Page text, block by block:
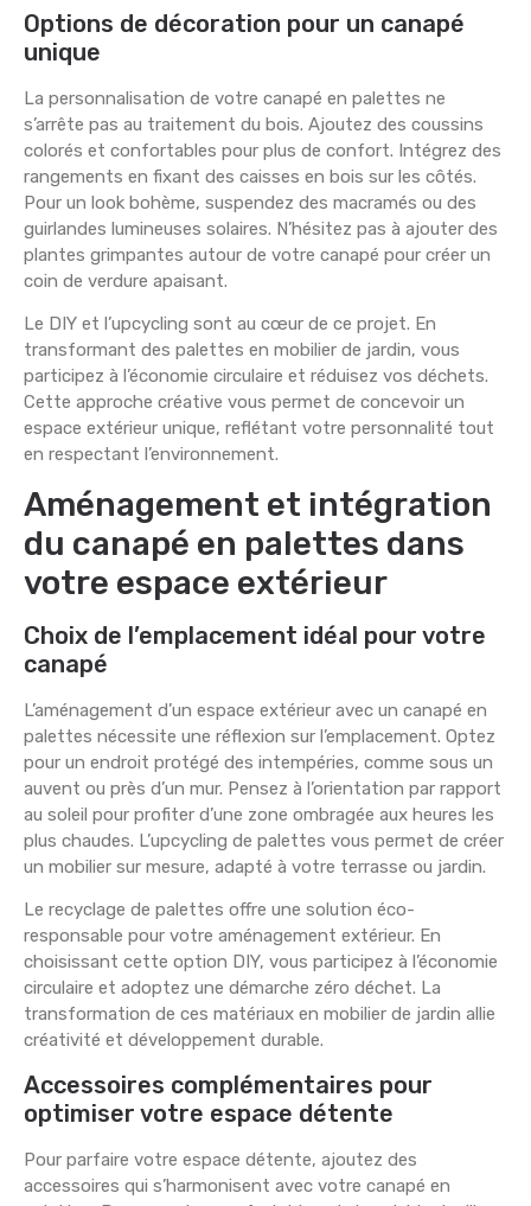
Options de décoration pour un canapé
unique
La personnalisation de votre canapé en palettes ne
s’arrête pas au traitement du bois. Ajoutez des coussins
colorés et confortables pour plus de confort. Intégrez des
rangements en fixant des caisses en bois sur les côtés.
Pour un look bohème, suspendez des macramés ou des
guirlandes lumineuses solaires. N’hésitez pas à ajouter des
plantes grimpantes autour de votre canapé pour créer un
coin de verdure apaisant.
Le DIY et l’upcycling sont au cœur de ce projet. En
transformant des palettes en mobilier de jardin, vous
participez à l’économie circulaire et réduisez vos déchets.
Cette approche créative vous permet de concevoir un
espace extérieur unique, reflétant votre personnalité tout
en respectant l’environnement.
Aménagement et intégration
du canapé en palettes dans
votre espace extérieur
Choix de l’emplacement idéal pour votre
canapé
L’aménagement d’un espace extérieur avec un canapé en
palettes nécessite une réflexion sur l’emplacement. Optez
pour un endroit protégé des intempéries, comme sous un
auvent ou près d’un mur. Pensez à l’orientation par rapport
au soleil pour profiter d’une zone ombragée aux heures les
plus chaudes. L’upcycling de palettes vous permet de créer
un mobilier sur mesure, adapté à votre terrasse ou jardin.
Le recyclage de palettes offre une solution éco-
responsable pour votre aménagement extérieur. En
choisissant cette option DIY, vous participez à l’économie
circulaire et adoptez une démarche zéro déchet. La
transformation de ces matériaux en mobilier de jardin allie
créativité et développement durable.
Accessoires complémentaires pour
optimiser votre espace détente
Pour parfaire votre espace détente, ajoutez des
accessoires qui s’harmonisent avec votre canapé en